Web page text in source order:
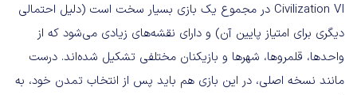
Civilization VI در مجموع یک بازی بسیار سخت است (دلیل احتمالی
دیگری برای امتیاز پایین آن) و دارای نقشه‌های زیادی می‌شود که از
واحد‌ها، قلمروها، شهرها و بازیکنان مختلفی تشکیل شده‌اند. درست
مانند نسخه اصلی، در این بازی هم باید پس از انتخاب تمدن خود، به